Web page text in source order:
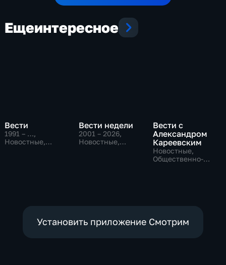
Ещеинтересное
Вести
1991 – …,
Новостные,
Вести недели
2001 – 2026,
Новостные,
Вести с
Александром
Кареевским
Новостные,
Общественно-
Установить приложение Смотрим